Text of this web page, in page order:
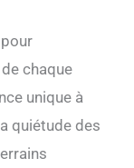
chaque
unique à
quiétude des